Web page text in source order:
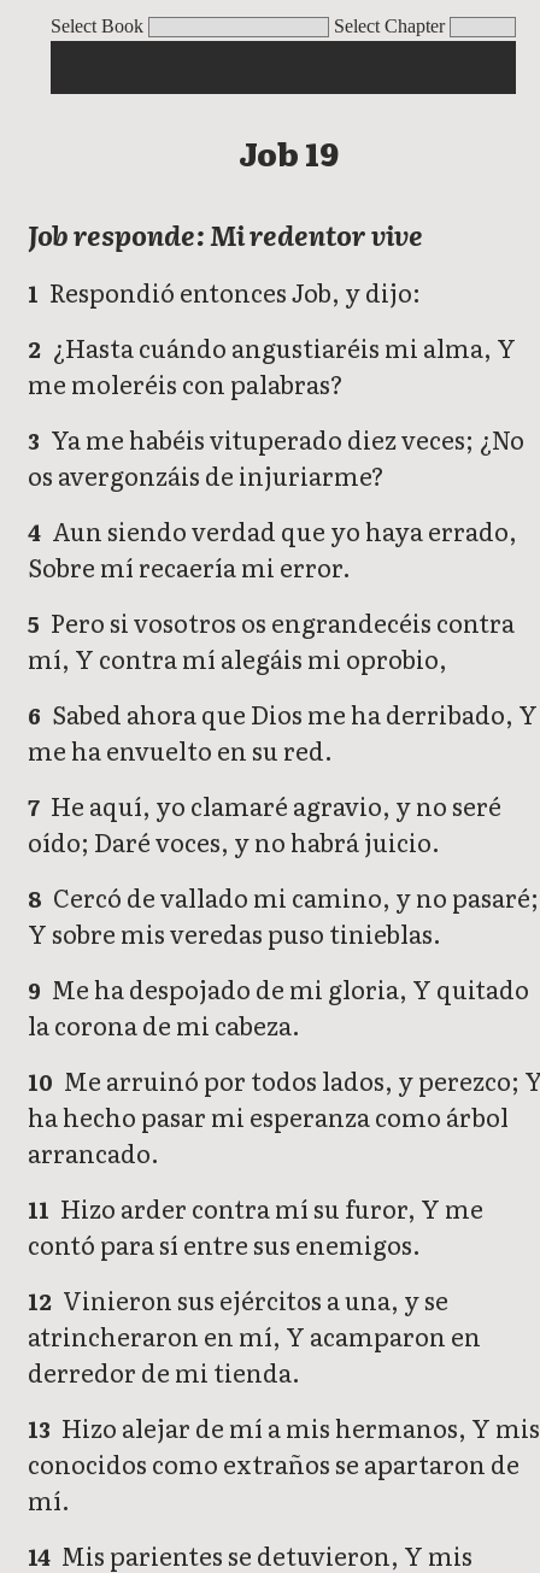
Select Book Select Chapter
Job 19
Job responde: Mi redentor vive
1 Respondió entonces Job, y dijo:
2 ¿Hasta cuándo angustiaréis mi alma, Y
me moleréis con palabras?
3 Ya me habéis vituperado diez veces; ¿No
os avergonzáis de injuriarme?
4 Aun siendo verdad que yo haya errado,
Sobre mí recaería mi error.
5 Pero si vosotros os engrandecéis contra
mí, Y contra mí alegáis mi oprobio,
6 Sabed ahora que Dios me ha derribado, Y
me ha envuelto en su red.
7 He aquí, yo clamaré agravio, y no seré
oído; Daré voces, y no habrá juicio.
8 Cercó de vallado mi camino, y no pasaré;
Y sobre mis veredas puso tinieblas.
9 Me ha despojado de mi gloria, Y quitado
la corona de mi cabeza.
10 Me arruinó por todos lados, y perezco;
ha hecho pasar mi esperanza como árbol
arrancado.
11 Hizo arder contra mí su furor, Y me
contó para sí entre sus enemigos.
12 Vinieron sus ejércitos a una, y se
atrincheraron en mí, Y acamparon en
derredor de mi tienda.
13 Hizo alejar de mí a mis hermanos, Y mis
conocidos como extraños se apartaron de
mí.
14 Mis parientes se detuvieron, Y mis